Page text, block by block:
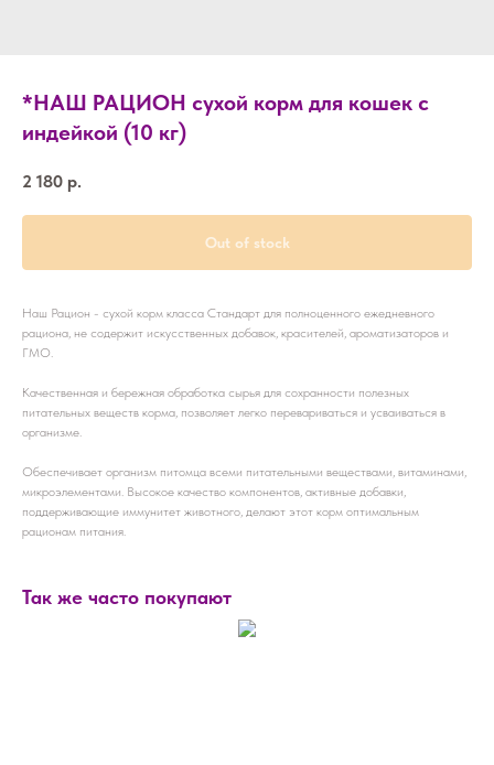
*НАШ РАЦИОН сухой корм для кошек с
индейкой (10 кг)
2 180 р.
Out of stock
Наш Рацион - сухой корм класса Стандарт для полноценного ежедневного
рациона, не содержит искусственных добавок, красителей, ароматизаторов и
ГМО.
Качественная и бережная обработка сырья для сохранности полезных
питательных веществ корма, позволяет легко перевариваться и усваиваться в
организме.
Обеспечивает организм питомца всеми питательными веществами, витаминами,
микроэлементами. Высокое качество компонентов, активные добавки,
поддерживающие иммунитет животного, делают этот корм оптимальным
рационам питания.
Так же часто покупают